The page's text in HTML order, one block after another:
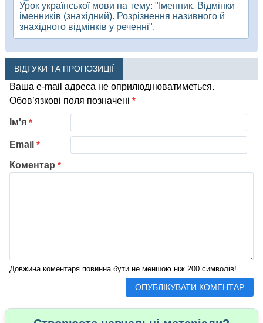
Урок української мови на тему: "Іменник. Відмінки
іменників (знахідний). Розрізнення називного й
знахідного відмінків у реченні".
ВІДГУКИ ТА ПРОПОЗИЦІЇ
Ваша e-mail адреса не оприлюднюватиметься.
Обов’язкові поля позначені *
Коментар *
Довжина коментаря повинна бути не меншою ніж 200 символів!
Ім'я *
Email *